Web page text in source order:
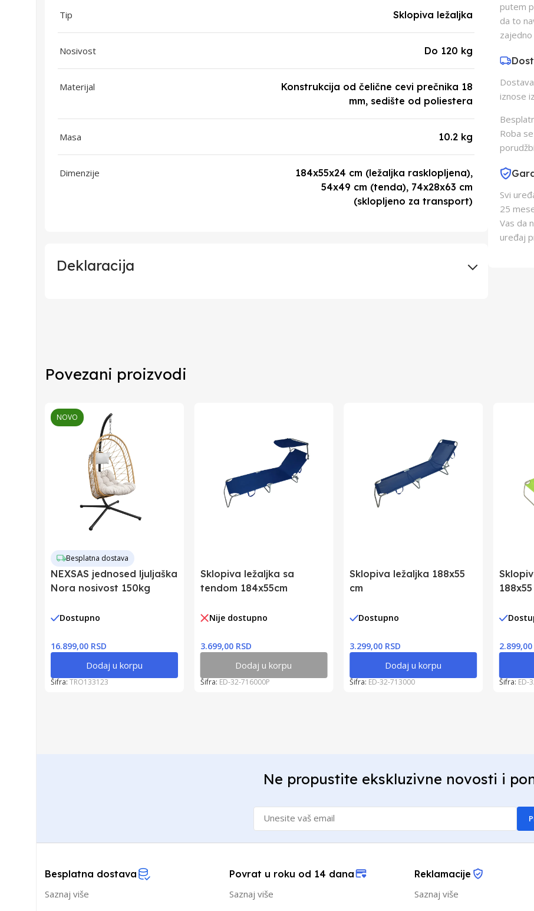
Tip Sklopiva ležaljka
Nosivost Do 120 kg
Materijal
Konstrukcija od čelične cevi prečnika 18
mm, sedište od poliestera
Masa 10.2 kg
Dimenzije
184x55x24 cm (ležaljka rasklopljena),
54x49 cm (tenda), 74x28x63 cm
(sklopljeno za transport)
Deklaracija
Zemlja Porekla
Zemlja Uvoza
3850223327166
putem
da to
zajedno
iznose
Roba
Svi
25
Vas da
uređaj
Povezani proizvodi
NOVO
Besplatna dostava
NEXSAS jednosed ljuljaška
Nora nosivost 150kg
Dostupno
16.899,00 RSD
Dodaj u korpu
Šifra: TRO133123
Sklopiva ležaljka sa
tendom 184x55cm
Nije dostupno
3.699,00 RSD
Dodaj u korpu
Šifra: ED-32-716000P
Sklopiva ležaljka 188x55
cm
Dostupno
3.299,00 RSD
Dodaj u korpu
Šifra: ED-32-713000
2.899,00
Šifra: ED-
Ne propustite ekskluzivne novosti i
Besplatna dostava
Saznaj više
Povrat u roku od 14 dana
Saznaj više
Reklamacije
Saznaj više